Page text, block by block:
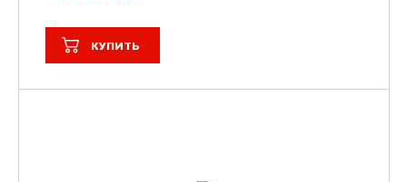
КУПИТЬ